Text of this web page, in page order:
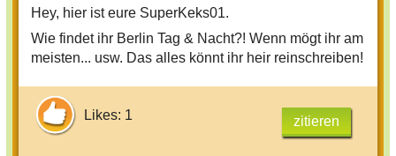
Hey, hier ist eure SuperKeks01.
Wie findet ihr Berlin Tag & Nacht?! Wenn mögt ihr am
meisten... usw. Das alles könnt ihr heir reinschreiben!
Likes: 1 zitieren